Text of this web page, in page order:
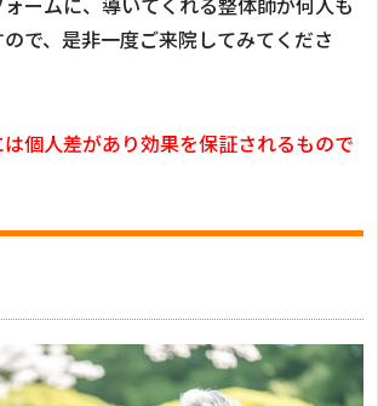
で、是非一度ご来院してみてくださ
個人差があり効果を保証されるもので